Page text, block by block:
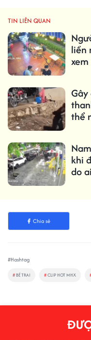
TIN LIÊN QUAN
liền
thể
khi
do
Chia sẻ
#Hashtag
# BÉ TRAI #CLIP HOT MHX